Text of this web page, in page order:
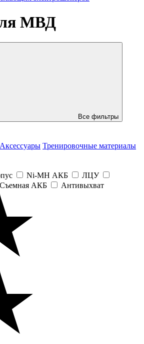
МВД
Все фильтры
Аксессуары Тренировочные материалы
Ni-MH АКБ
ЛЦУ
Съемная АКБ Антивыхват